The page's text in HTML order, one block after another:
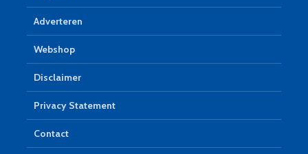
Adverteren
Webshop
Disclaimer
Privacy Statement
Contact